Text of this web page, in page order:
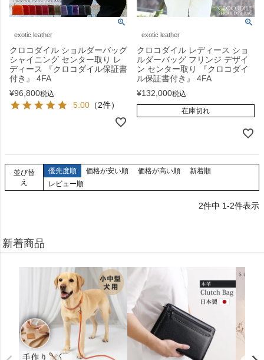
exotic leather
クロコダイル ショルダーバッグ
シャイニング センター取り レ
ディース 『クロコダイル保証書
付き』 4FA
¥96,800税込
5.00 （2件）
exotic leather
クロコダイル レディース ショ
ルダーバッグ フリンジ デザイ
ン センター取り 『クロコダイ
ル保証書付き』 4FA
¥132,000税込
在庫切れ
並び替
え
優先度順 価格が安い順 価格が高い順
新着順
レビュー順
2件中 1-2件表示
新着商品